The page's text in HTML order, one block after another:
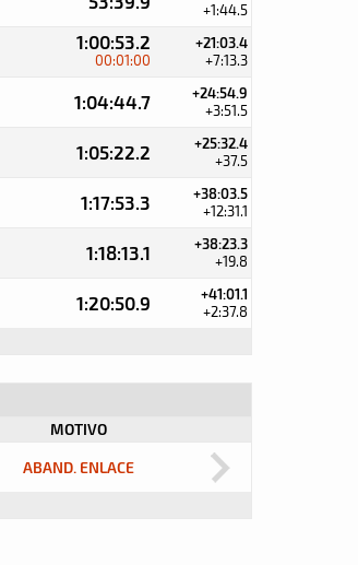
+1:44.5
1:00:53.2
00:01:00
+21:03.4
+7:13.3
1:04:44.7 +24:54.9
+3:51.5
1:05:22.2 +25:32.4
+37.5
1:17:53.3 +38:03.5
+12:31.1
1:18:13.1 +38:23.3
+19.8
1:20:50.9 +41:01.1
+2:37.8
MOTIVO
ABAND. ENLACE